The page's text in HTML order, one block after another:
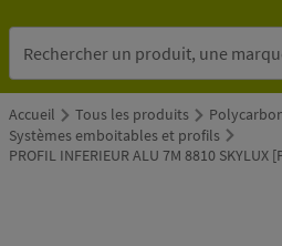
Accueil Tous les produits
Systèmes emboitables et profils
PROFIL INFERIEUR ALU 7M 8810 SKYLUX